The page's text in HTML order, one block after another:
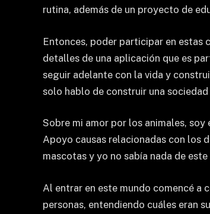
rutina, además de un proyecto de
Entonces, poder participar en estas
detalles de una aplicación que es
seguir adelante con la vida y
solo hablo de construir una
Sobre mi amor por los animales,
Apoyo causas relacionadas con los
mascotas y yo no sabía nada de
Al entrar en este mundo comencé a
personas, entendiendo cuáles eran